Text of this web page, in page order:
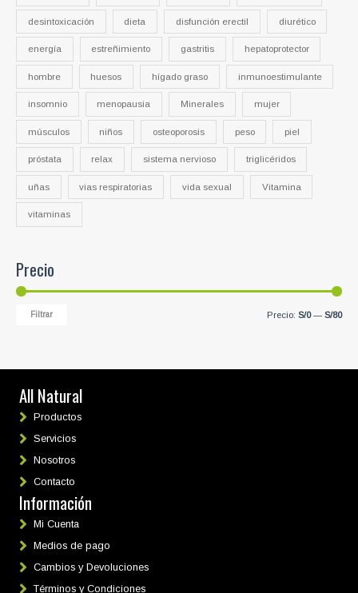
desintoxicación dieta disfunción erectil diurético
energía estreñimiento gastritis hepatoprotector
hombre huesos hígado graso inmunoestimulante
insomnio menopausia Minerales mujer
músculos niños osteoporosis peso piel
próstata relax sistema nervioso triglicéridos
uñas vias respiratorias vida sexual Vitamina
vitaminas
Precio
PP
Filtrar Precio: S/0— S/80
All Natural
Productos
Servicios
Nosotros
Contacto
Información
Mi Cuenta
Medios de pago
Cambios y Devoluciones
Términos y Condiciones